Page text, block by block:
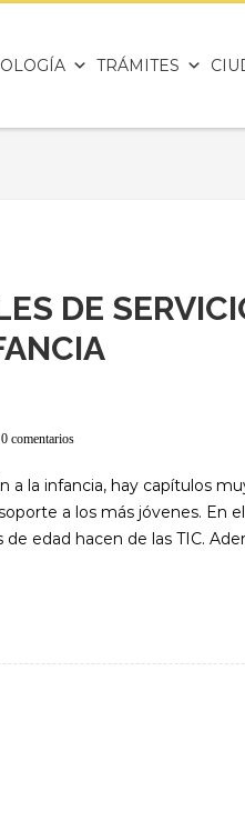
TRÁMITES
DE
0 comentarios
a la infancia, hay capítulos
a los más jóvenes. En
edad hacen de las TIC.